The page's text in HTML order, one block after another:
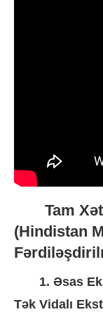
Tam
(Hindistan
1. Əsas
Tək Vidalı